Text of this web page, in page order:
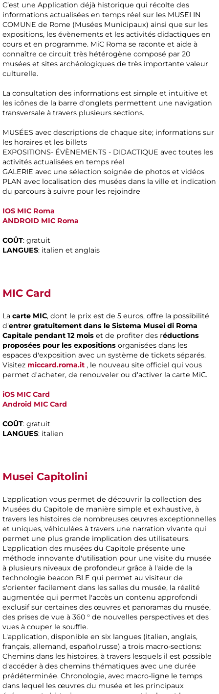
C’est une Application déjà historique qui récolte des
informations actualisées en temps réel sur les MUSEI IN
COMUNE de Rome (Musées Municipaux) ainsi que sur les
expositions, les évènements et les activités didactiques en
cours et en programme. MiC Roma se raconte et aide à
connaître ce circuit très hétérogène composé par 20
musées et sites archéologiques de très importante valeur
culturelle.
La consultation des informations est simple et intuitive et
les icônes de la barre d'onglets permettent une navigation
transversale à travers plusieurs sections.
MUSÉES avec descriptions de chaque site; informations sur
les horaires et les billets
EXPOSITIONS- ÉVÈNEMENTS - DIDACTIQUE avec toutes les
activités actualisées en temps réel
GALERIE avec une sélection soignée de photos et vidéos
PLAN avec localisation des musées dans la ville et indication
du parcours à suivre pour les rejoindre
IOS MIC Roma
ANDROID MIC Roma
COÛT: gratuit
LANGUES: italien et anglais
MIC Card
La carte MIC, dont le prix est de 5 euros, offre la possibilité
d'entrer gratuitement dans le Sistema Musei di Roma
Capitale pendant 12 mois et de profiter des réductions
proposées pour les expositions organisées dans les
espaces d'exposition avec un système de tickets séparés.
Visitez miccard.roma.it , le nouveau site officiel qui vous
permet d'acheter, de renouveler ou d'activer la carte MiC.
iOS MIC Card
Android MIC Card
COÛT: gratuit
LANGUES: italien
Musei Capitolini
L'application vous permet de découvrir la collection des
Musées du Capitole de manière simple et exhaustive, à
travers les histoires de nombreuses œuvres exceptionnelles
et uniques, véhiculées à travers une narration vivante qui
permet une plus grande implication des utilisateurs.
L'application des musées du Capitole présente une
méthode innovante d'utilisation pour une visite du musée
à plusieurs niveaux de profondeur grâce à l'aide de la
technologie beacon BLE qui permet au visiteur de
s'orienter facilement dans les salles du musée, la réalité
augmentée qui permet l'accès un contenu approfondi
exclusif sur certaines des œuvres et panoramas du musée,
des prises de vue à 360 ° de nouvelles perspectives et des
vues à couper le souffle.
L'application, disponible en six langues (italien, anglais,
français, allemand, español,russe) a trois macro-sections:
Chemins dans les histoires, à travers lesquels il est possible
d'accéder à des chemins thématiques avec une durée
prédéterminée. Chronologie, avec macro-ligne le temps
dans lequel les œuvres du musée et les principaux